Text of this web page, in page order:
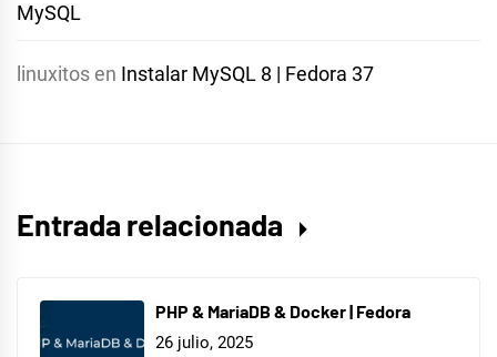
MySQL
linuxitos en Instalar MySQL 8 | Fedora 37
Entrada relacionada
PHP & MariaDB & Docker | Fedora
26 julio, 2025